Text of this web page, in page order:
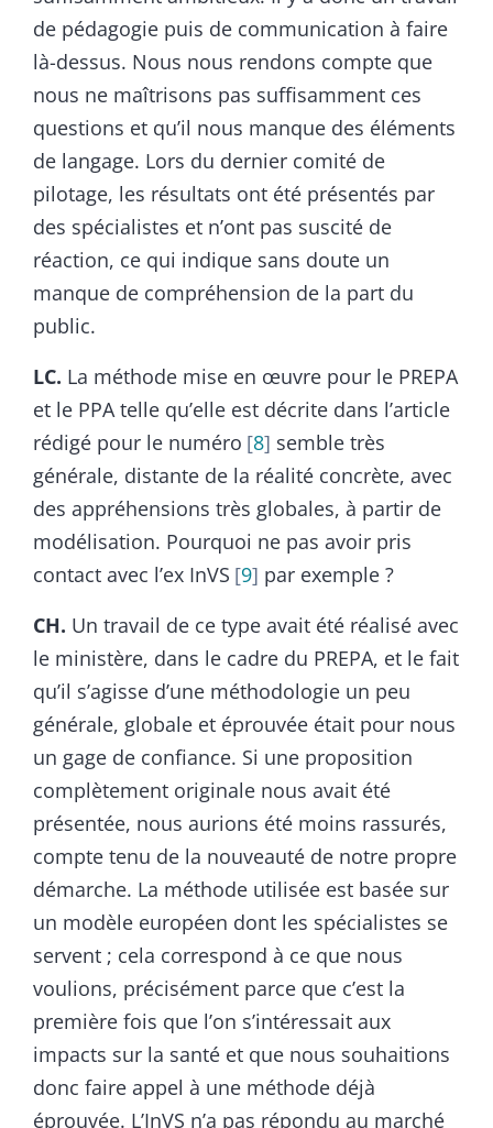
de pédagogie puis de communication à faire
là-dessus. Nous nous rendons compte que
nous ne maîtrisons pas suffisamment ces
questions et qu’il nous manque des éléments
de langage. Lors du dernier comité de
pilotage, les résultats ont été présentés par
des spécialistes et n’ont pas suscité de
réaction, ce qui indique sans doute un
manque de compréhension de la part du
public.
LC. La méthode mise en œuvre pour le PREPA
et le PPA telle qu’elle est décrite dans l’article
rédigé pour le numéro 8 semble très
générale, distante de la réalité concrète, avec
des appréhensions très globales, à partir de
modélisation. Pourquoi ne pas avoir pris
contact avec l’ex InVS 9 par exemple ?
CH. Un travail de ce type avait été réalisé avec
le ministère, dans le cadre du PREPA, et le fait
qu’il s’agisse d’une méthodologie un peu
générale, globale et éprouvée était pour nous
un gage de confiance. Si une proposition
complètement originale nous avait été
présentée, nous aurions été moins rassurés,
compte tenu de la nouveauté de notre propre
démarche. La méthode utilisée est basée sur
un modèle européen dont les spécialistes se
servent ; cela correspond à ce que nous
voulions, précisément parce que c’est la
première fois que l’on s’intéressait aux
impacts sur la santé et que nous souhaitions
donc faire appel à une méthode déjà
éprouvée. L’InVS n’a pas répondu au marché